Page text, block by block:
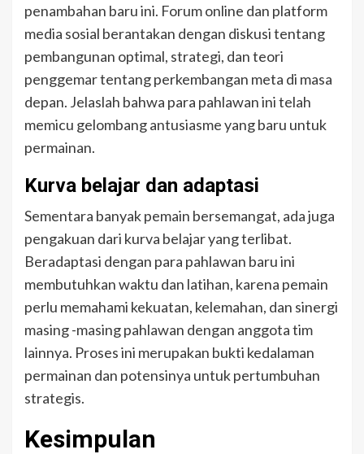
penambahan baru ini. Forum online dan platform
media sosial berantakan dengan diskusi tentang
pembangunan optimal, strategi, dan teori
penggemar tentang perkembangan meta di masa
depan. Jelaslah bahwa para pahlawan ini telah
memicu gelombang antusiasme yang baru untuk
permainan.
Kurva belajar dan adaptasi
Sementara banyak pemain bersemangat, ada juga
pengakuan dari kurva belajar yang terlibat.
Beradaptasi dengan para pahlawan baru ini
membutuhkan waktu dan latihan, karena pemain
perlu memahami kekuatan, kelemahan, dan sinergi
masing -masing pahlawan dengan anggota tim
lainnya. Proses ini merupakan bukti kedalaman
permainan dan potensinya untuk pertumbuhan
strategis.
Kesimpulan